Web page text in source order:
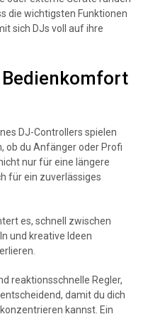
die wichtigsten Funktionen
sich DJs voll auf ihre
DJ-Controllers spielen
ob du Anfänger oder Profi
nur für eine längere
für ein zuverlässiges
es, schnell zwischen
und kreative Ideen
reaktionsschnelle Regler,
damit du dich
kannst. Ein